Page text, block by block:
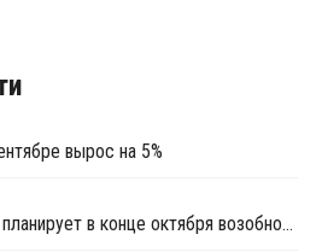
вырос на 5%
Tianjin LG Bohai Chemical планирует в конце октября возобновить производство ВХМ в Китае